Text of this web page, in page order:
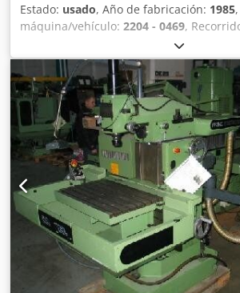
Estado: usado, Año de fabricación: 1985
máquina/vehículo: 2204 - 0469,
mm Cedpfocxxwajx Ad Njrf Recorrido en
Recorrido en el eje Z: 450 (390*) mm
460 x 800 mm Rango de velocidad del
rpm Rango de avance: 2 - 3600 mm/min
Cono del husillo: SK 40 Espacio requerido,
aproximadamente: 3,0 x 2,10 x 2,10 m
del husillo: 4,0 kW Control: Contour 2
control Contour 2, cabezal vertical
recorrido de la luneta de 80 mm,
avances y desplazamientos rápidos en
hidráulica de herramientas, panel de
volante electrónico, lubricación central
sistema de refrigeración, parada de
de virutas, armario de control
en buenas condiciones.